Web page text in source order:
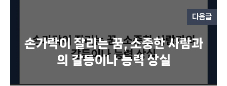
다음글
손가락이 잘리는 꿈, 소중한 사람과
의 갈등이나 능력 상실